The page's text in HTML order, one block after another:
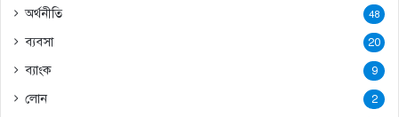
অর্থনীতি 48
ব্যবসা 20
ব্যাংক 9
লোন 2